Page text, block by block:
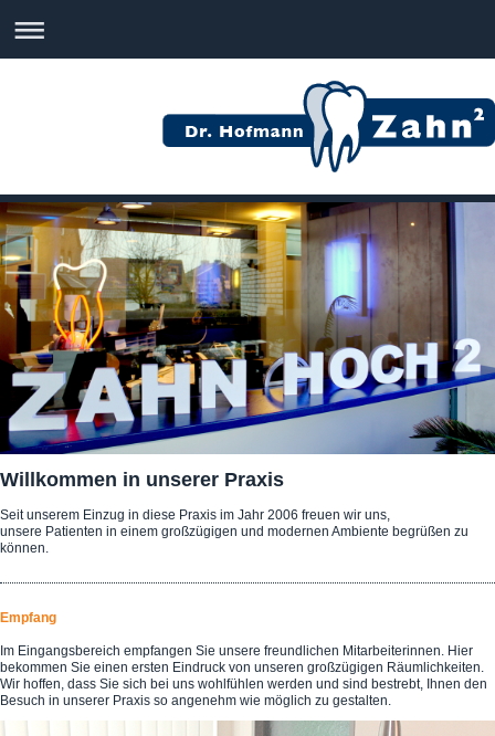
Willkommen in unserer Praxis
Seit unserem Einzug in diese Praxis im Jahr 2006 freuen wir uns,
unsere Patienten in einem großzügigen und modernen Ambiente begrüßen zu
können.
Empfang
Im Eingangsbereich empfangen Sie unsere freundlichen Mitarbeiterinnen. Hier
bekommen Sie einen ersten Eindruck von unseren großzügigen Räumlichkeiten.
Wir hoffen, dass Sie sich bei uns wohlfühlen werden und sind bestrebt, Ihnen den
Besuch in unserer Praxis so angenehm wie möglich zu gestalten.